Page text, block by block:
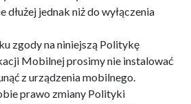
dłużej jednak niż do wyłączenia
zgody na niniejszą Politykę
Mobilnej prosimy nie instalować
z urządzenia mobilnego.
prawo zmiany Polityki